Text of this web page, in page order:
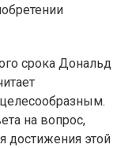
срока Дональд
на вопрос,
достижения этой